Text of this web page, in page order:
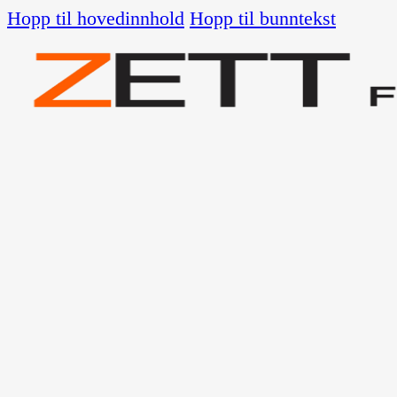
Hopp til hovedinnhold Hopp til bunntekst